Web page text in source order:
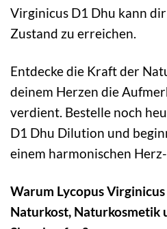
Virginicus D1 Dhu kann
Zustand zu erreichen.
Entdecke die Kraft der
deinem Herzen die
verdient. Bestelle noch
D1 Dhu Dilution und
einem harmonischen
Warum Lycopus
Naturkost, Naturkosmetik